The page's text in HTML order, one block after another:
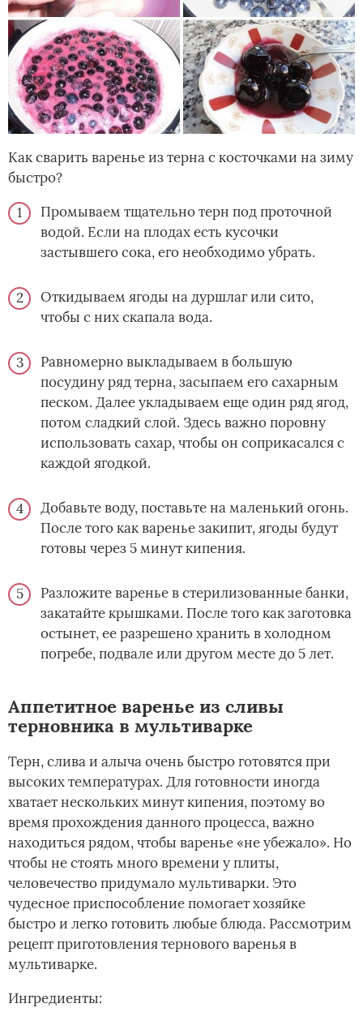
Как сварить варенье из терна с косточками на зиму
быстро?
Промываем тщательно терн под проточной
водой. Если на плодах есть кусочки
застывшего сока, его необходимо убрать.
Откидываем ягоды на дуршлаг или сито,
чтобы с них скапала вода.
Равномерно выкладываем в большую
посудину ряд терна, засыпаем его сахарным
песком. Далее укладываем еще один ряд ягод,
потом сладкий слой. Здесь важно поровну
использовать сахар, чтобы он соприкасался с
каждой ягодкой.
Добавьте воду, поставьте на маленький огонь.
После того как варенье закипит, ягоды будут
готовы через 5 минут кипения.
Разложите варенье в стерилизованные банки,
закатайте крышками. После того как заготовка
остынет, ее разрешено хранить в холодном
погребе, подвале или другом месте до 5 лет.
Аппетитное варенье из сливы
терновника в мультиварке
Терн, слива и алыча очень быстро готовятся при
высоких температурах. Для готовности иногда
хватает нескольких минут кипения, поэтому во
время прохождения данного процесса, важно
находиться рядом, чтобы варенье «не убежало». Но
чтобы не стоять много времени у плиты,
человечество придумало мультиварки. Это
чудесное приспособление помогает хозяйке
быстро и легко готовить любые блюда. Рассмотрим
рецепт приготовления тернового варенья в
мультиварке.
Ингредиенты: